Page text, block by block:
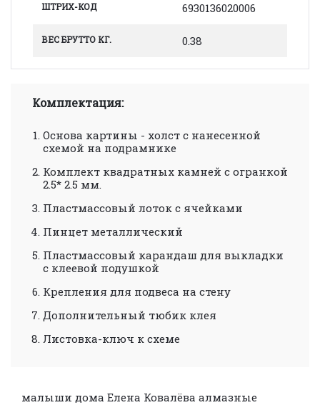
ШТРИХ-КОД 6930136020006
ВЕС БРУТТО КГ. 0.38
Комплектация:
Основа картины - холст с нанесенной
схемой на подрамнике
Комплект квадратных камней с огранкой
2.5* 2.5 мм.
Пластмассовый лоток с ячейками
Пинцет металлический
Пластмассовый карандаш для выкладки
с клеевой подушкой
Крепления для подвеса на стену
Дополнительный тюбик клея
Листовка-ключ к схеме
малыши дома Елена Ковалёва алмазные